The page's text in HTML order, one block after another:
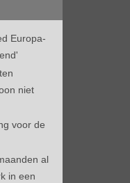
Europa-
niet
voor de
al
in een